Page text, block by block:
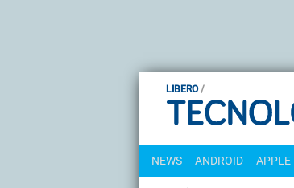
LIBERO
NEWS ANDROID APPLE